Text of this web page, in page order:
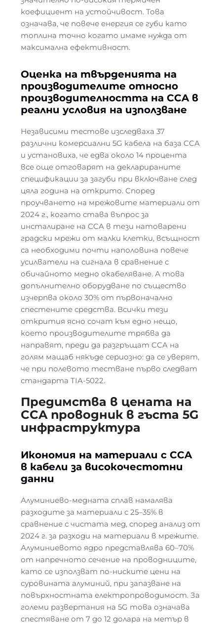
коефициент на устойчивост. Това
означава, че повече енергия се губи като
топлина точно когато имаме нужда от
максимална ефективност.
Оценка на твърденията на
производителите относно
производителността на CCA в
реални условия на използване
Независими тестове изследваха 37
различни комерсиални 5G кабела на база CCA
и установиха, че едва около 14 процента
все още отговарят на декларираните
спецификации за загуби при включване след
цяла година на открито. Според
проучването на мрежовите материали от
2024 г., когато става въпрос за
инсталиране на CCA в тези натоварени
градски мрежи от малки клетки, всъщност
са необходими почти наполовина повече
усилватели на сигнала в сравнение с
обичайното медно окабеляване. А това
допълнително оборудване по същество
изчерпва около 30% от първоначално
спестените средства. Всички тези
открития ясно сочат към едно нещо,
което производителите трябва да
направят, преди да разгръщат CCA на
голям мащаб някъде сериозно: да се уверят,
че при полевото тестване първо следват
стандарта TIA-5022.
Предимства в цената на
CCA проводник в гъста 5G
инфраструктура
Икономия на материали с CCA
в кабели за високочестотни
данни
Алуминиево-медната сплав намалява
разходите за материали с 25–35% в
сравнение с чистата мед, според анализ от
2024 г. за разходи на материали в мрежите.
Алуминиевото ядро представлява 60–70%
от напречното сечение на проводниците,
като се използват по-ниските цени на
суровината алуминий, при запазване на
повърхностната електропроводимост. За
големи развертания на 5G това означава
спестяване от 7 до 12 долара на метър в